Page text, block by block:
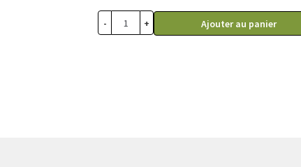
38.99$.
31.99$.
-
+ Ajouter au panier